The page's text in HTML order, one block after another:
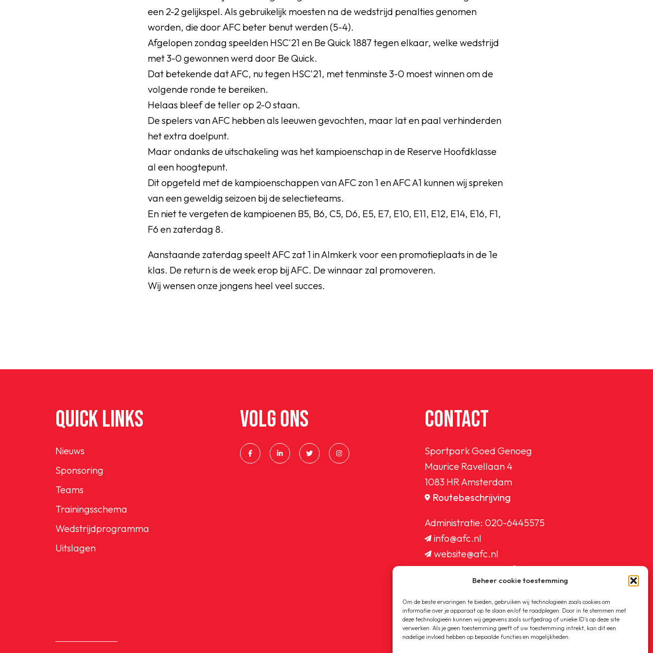
Beheer cookie toestemming
Om de beste ervaringen te bieden, gebruiken wij technologieën zoals cookies om
informatie over je apparaat op te slaan en/of te raadplegen. Door in te stemmen met
deze technologieën kunnen wij gegevens zoals surfgedrag of unieke ID's op deze site
verwerken. Als je geen toestemming geeft of uw toestemming intrekt, kan dit een
nadelige invloed hebben op bepaalde functies en mogelijkheden.
een 2-2 gelijkspel. Als gebruikelijk moesten na de wedstrijd penalties genomen
worden, die door AFC beter benut werden (5-4).
Afgelopen zondag speelden HSC'21 en Be Quick 1887 tegen elkaar, welke wedstrijd
met 3-0 gewonnen werd door Be Quick.
Dat betekende dat AFC, nu tegen HSC'21, met tenminste 3-0 moest winnen om de
volgende ronde te bereiken.
Helaas bleef de teller op 2-0 staan.
De spelers van AFC hebben als leeuwen gevochten, maar lat en paal verhinderden
het extra doelpunt.
Maar ondanks de uitschakeling was het kampioenschap in de Reserve Hoofdklasse
al een hoogtepunt.
Dit opgeteld met de kampioenschappen van AFC zon 1 en AFC A1 kunnen wij spreken
van een geweldig seizoen bij de selectieteams.
En niet te vergeten de kampioenen B5, B6, C5, D6, E5, E7, E10, E11, E12, E14, E16, F1,
F6 en zaterdag 8.
Aanstaande zaterdag speelt AFC zat 1 in Almkerk voor een promotieplaats in de 1e
klas. De return is de week erop bij AFC. De winnaar zal promoveren.
Wij wensen onze jongens heel veel succes.
QUICK LINKS
Nieuws
Sponsoring
Teams
Trainingsschema
Wedstrijdprogramma
Uitslagen
VOLG ONS CONTACT
Sportpark Goed Genoeg
Maurice Ravellaan 4
1083 HR Amsterdam
Routebeschrijving
Administratie: 020-6445575
info@afc.nl
website@afc.nl
wedstrijdzaken@afc.nl
ledenadministratie@afc.nl